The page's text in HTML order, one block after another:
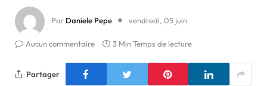
Par Daniele Pepe vendredi, 05 juin
Aucun commentaire 3 Min Temps de lecture
Partager